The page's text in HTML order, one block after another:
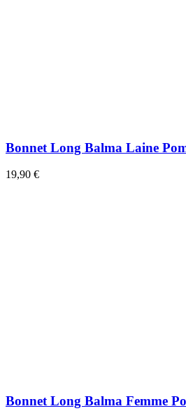
Bonnet Long Balma Laine
19,90 €
Bonnet Long Balma Femme